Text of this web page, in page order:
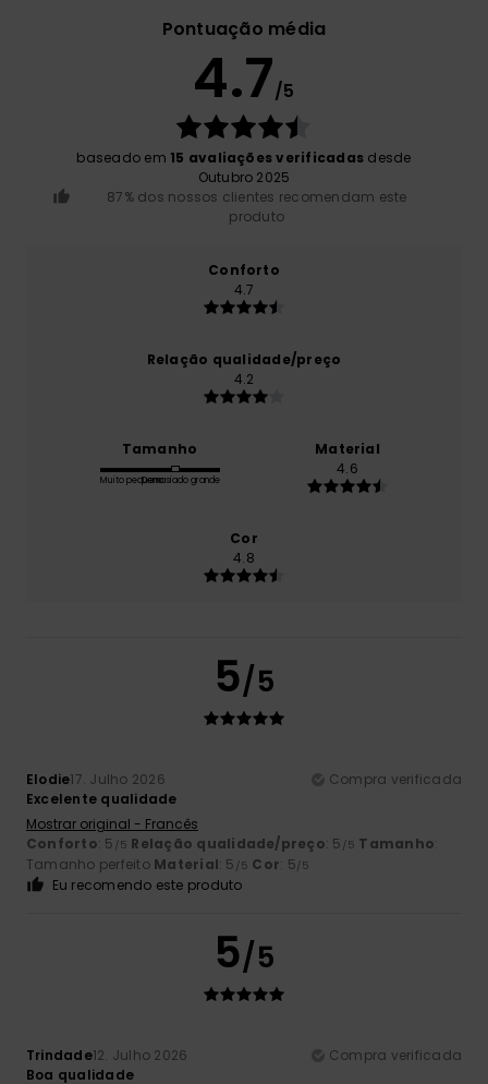
Pontuação média
4.7/5
baseado em 15 avaliações verificadas desde
Outubro 2025
87% dos nossos clientes recomendam este
produto
Conforto
4.7
Relação qualidade/preço
4.2
Tamanho
Muito pequenoDemasiado grande
Material
4.6
Cor
4.8
5/5
Elodie17. Julho 2026
Compra verificada
Excelente qualidade
Mostrar original - Francês
Conforto: 5 /5 Relação qualidade/preço: 5 /5 Tamanho:
Tamanho perfeito Material: 5 /5 Cor: 5/5
Eu recomendo este produto
5/5
Trindade12. Julho 2026
Compra verificada
Boa qualidade